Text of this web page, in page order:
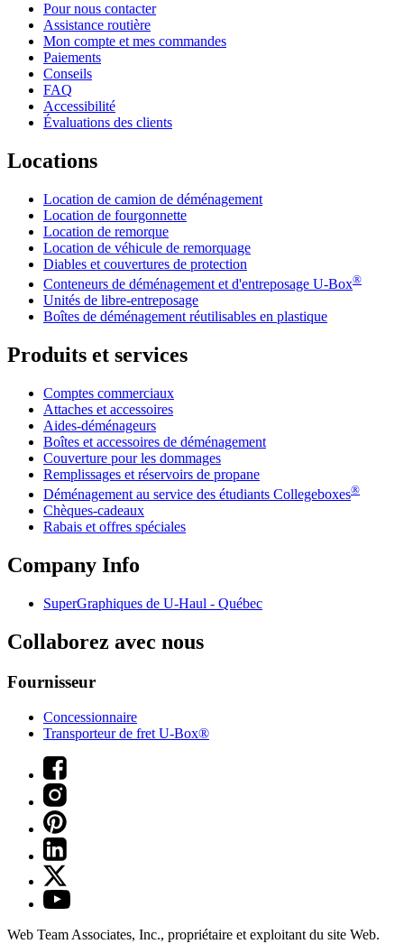
Pour nous contacter
Assistance routière
Mon compte et mes commandes
Paiements
Conseils
FAQ
Accessibilité
Évaluations des clients
Locations
Location de camion de déménagement
Location de fourgonnette
Location de remorque
Location de véhicule de remorquage
Diables et couvertures de protection
Conteneurs de déménagement et d'entreposage U-Box®
Unités de libre-entreposage
Boîtes de déménagement réutilisables en plastique
Produits et services
Comptes commerciaux
Attaches et accessoires
Aides-déménageurs
Boîtes et accessoires de déménagement
Couverture pour les dommages
Remplissages et réservoirs de propane
Déménagement au service des étudiants Collegeboxes®
Chèques-cadeaux
Rabais et offres spéciales
Company Info
SuperGraphiques de U-Haul - Québec
Collaborez avec nous
Fournisseur
Concessionnaire
Transporteur de fret U-Box®
Web Team Associates, Inc., propriétaire et exploitant du site Web.